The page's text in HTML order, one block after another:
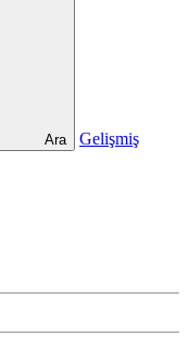
Ara
Gelişmiş